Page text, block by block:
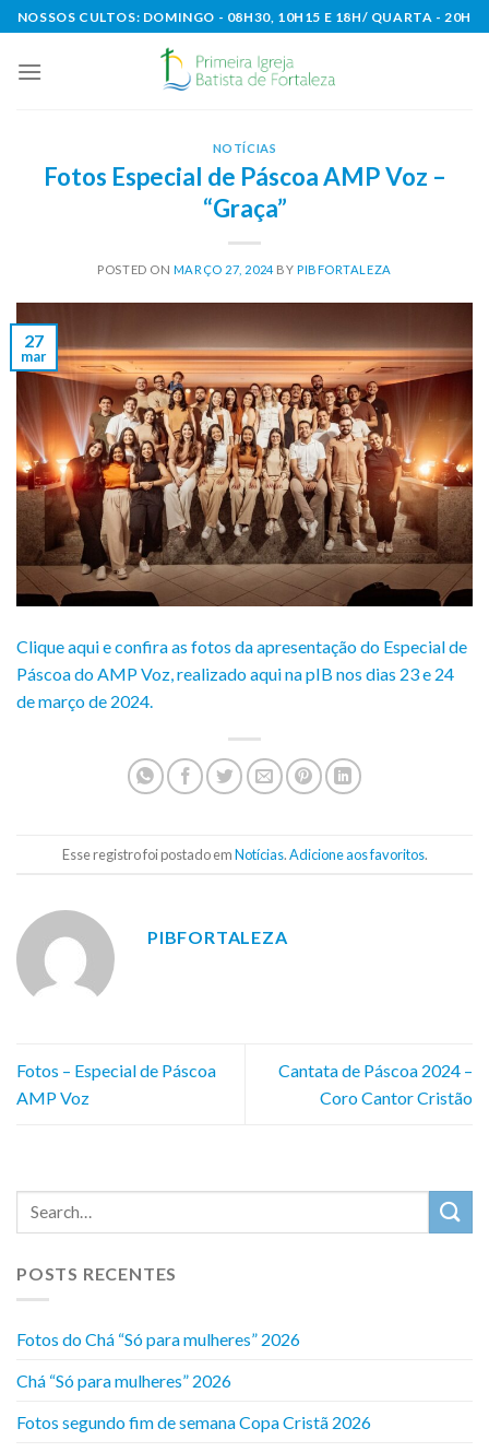
Skip
to
content
NOSSOS CULTOS: DOMINGO - 08H30, 10H15 E 18H/ QUARTA - 20H
NOTÍCIAS
Fotos Especial de Páscoa AMP Voz –
“Graça”
POSTED ON MARÇO 27, 2024BY PIBFORTALEZA
27
mar
Clique aqui e confira as fotos da apresentação do Especial de
Páscoa do AMP Voz, realizado aqui na pIB nos dias 23 e 24
de março de 2024.
Esse registro foi postado emNotícias.Adicione aos favoritos.
PIBFORTALEZA
Fotos – Especial de Páscoa
AMP Voz
Cantata de Páscoa 2024 –
Coro Cantor Cristão
POSTS RECENTES
Fotos do Chá “Só para mulheres” 2026
Chá “Só para mulheres” 2026
Fotos segundo fim de semana Copa Cristã 2026